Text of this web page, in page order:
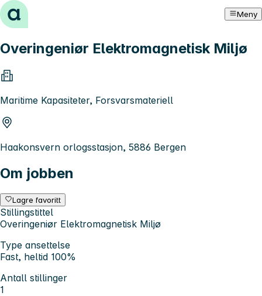
Hopp til innhold Meny
Overingeniør Elektromagnetisk Miljø
Maritime Kapasiteter, Forsvarsmateriell
Haakonsvern orlogsstasjon, 5886 Bergen
Om jobben
Lagre favoritt
Stillingstittel
Overingeniør Elektromagnetisk Miljø
Type ansettelse
Fast, heltid 100%
Antall stillinger
1